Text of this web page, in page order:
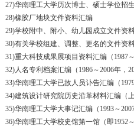
27)华南理工大学历次博士、硕士学位招
28)橡胶厂地块文件资料汇编
29)学校附中、附小、幼儿园成立文件资
30)有关学校组建、调整、更名的文件资
31)重大科技成果展项目资料汇编（1987～
32)人名专利档案汇编（1986～2006年，
33)华南理工大学已故人员讣告汇编（1979
34)建筑设计研究院历史沿革材料汇编（
35)华南理工大学大事记汇编（1993～2007
36)华南理工大学校史馆第一馆（即1952